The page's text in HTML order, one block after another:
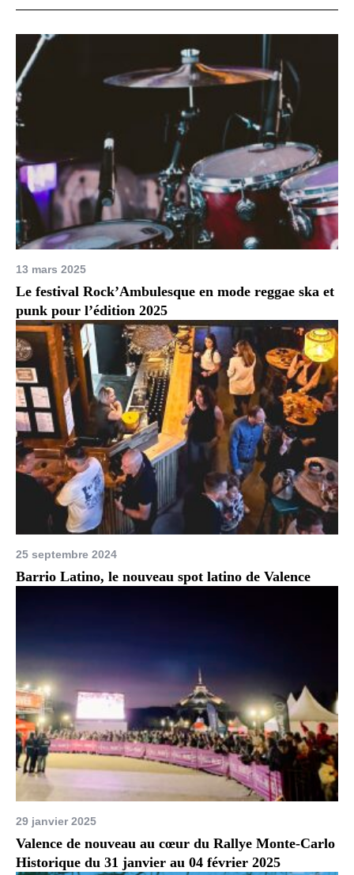
13 mars 2025
Le festival Rock’Ambulesque en mode reggae ska et
punk pour l’édition 2025
25 septembre 2024
Barrio Latino, le nouveau spot latino de Valence
29 janvier 2025
Valence de nouveau au cœur du Rallye Monte-Carlo
Historique du 31 janvier au 04 février 2025